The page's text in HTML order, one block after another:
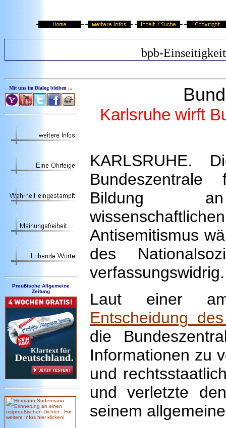
bpb-Einseitigkeit
Mit uns im Dialog bleiben ...
Preußische Allgemeine
Zeitung
Karlsruhe wirft
KARLSRUHE.
Bundeszentrale
Bildung
Antisemitismus
des
verfassungswidrig.
Laut einer am
Entscheidung
die
Informationen zu
und
und verletzte
seinem